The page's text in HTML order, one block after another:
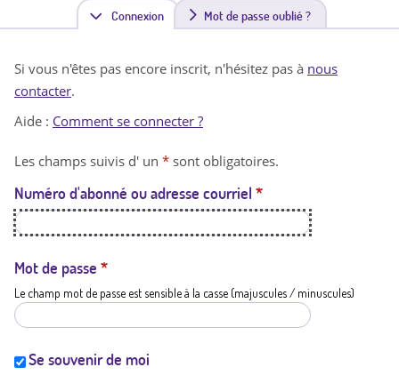
Connexion(
n
t
a
t
i
Mot de passe oublié ?
Si vous n'êtes pas encore inscrit, n'hésitez pas à nous
contacter.
Aide : Comment se connecter ?
Les champs suivis d' un * sont obligatoires.
Numéro d'abonné ou adresse courriel *
Mot de passe *
Le champ mot de passe est sensible à la casse (majuscules / minuscules)
Se souvenir de moi